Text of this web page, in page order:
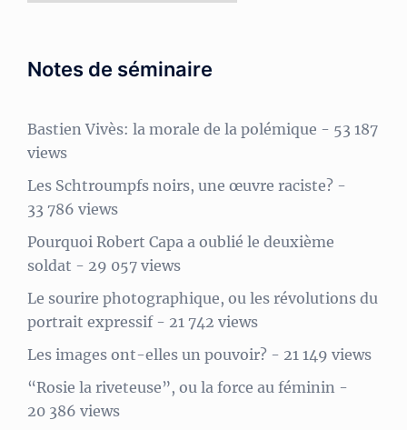
Notes de séminaire
Bastien Vivès: la morale de la polémique - 53 187
views
Les Schtroumpfs noirs, une œuvre raciste? -
33 786 views
Pourquoi Robert Capa a oublié le deuxième
soldat - 29 057 views
Le sourire photographique, ou les révolutions du
portrait expressif- 21 742 views
Les images ont-elles un pouvoir? - 21 149 views
“Rosie la riveteuse”, ou la force au féminin -
20 386 views